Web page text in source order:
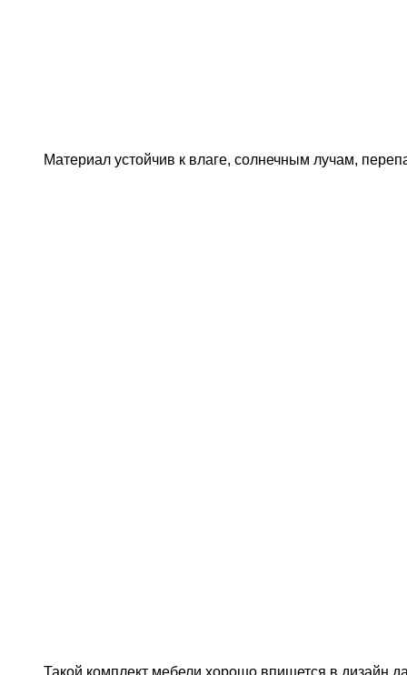
Материал устойчив к влаге, солнечным лучам,
Такой комплект мебели хорошо впишется в дизайн